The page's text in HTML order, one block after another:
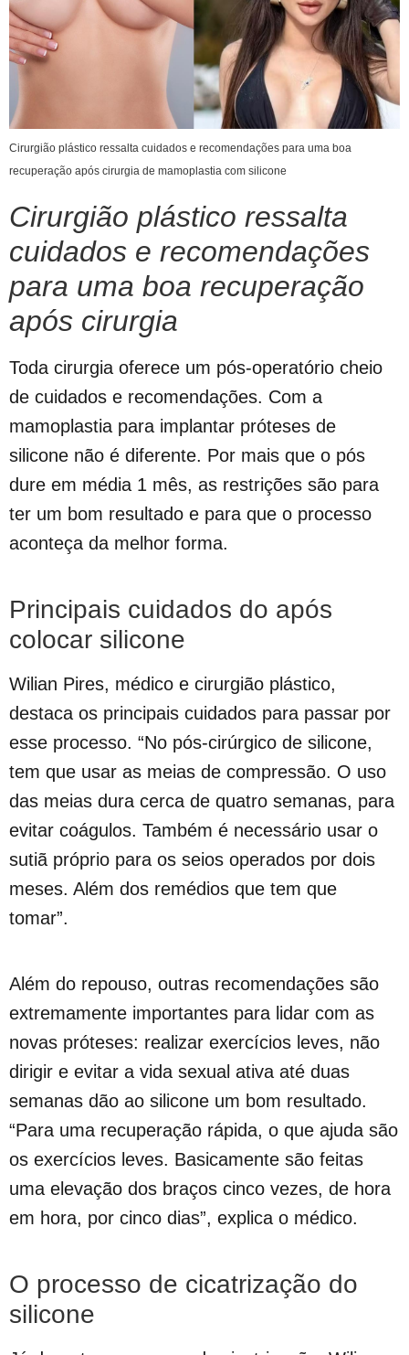
Cirurgião plástico ressalta cuidados e recomendações para uma boa
recuperação após cirurgia de mamoplastia com silicone
Cirurgião plástico ressalta
cuidados e recomendações
para uma boa recuperação
após cirurgia
Toda cirurgia oferece um pós-operatório cheio
de cuidados e recomendações. Com a
mamoplastia para implantar próteses de
silicone não é diferente. Por mais que o pós
dure em média 1 mês, as restrições são para
ter um bom resultado e para que o processo
aconteça da melhor forma.
Principais cuidados do após
colocar silicone
Wilian Pires, médico e cirurgião plástico,
destaca os principais cuidados para passar por
esse processo. “No pós-cirúrgico de silicone,
tem que usar as meias de compressão. O uso
das meias dura cerca de quatro semanas, para
evitar coágulos. Também é necessário usar o
sutiã próprio para os seios operados por dois
meses. Além dos remédios que tem que
tomar”.
Além do repouso, outras recomendações são
extremamente importantes para lidar com as
novas próteses: realizar exercícios leves, não
dirigir e evitar a vida sexual ativa até duas
semanas dão ao silicone um bom resultado.
“Para uma recuperação rápida, o que ajuda são
os exercícios leves. Basicamente são feitas
uma elevação dos braços cinco vezes, de hora
em hora, por cinco dias”, explica o médico.
O processo de cicatrização do
silicone